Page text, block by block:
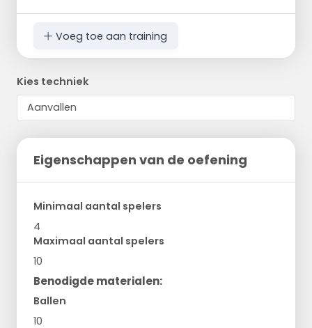
Voeg toe aan training
Kies techniek
Eigenschappen van de oefening
Minimaal aantal spelers
4
Maximaal aantal spelers
10
Benodigde materialen:
Ballen
10